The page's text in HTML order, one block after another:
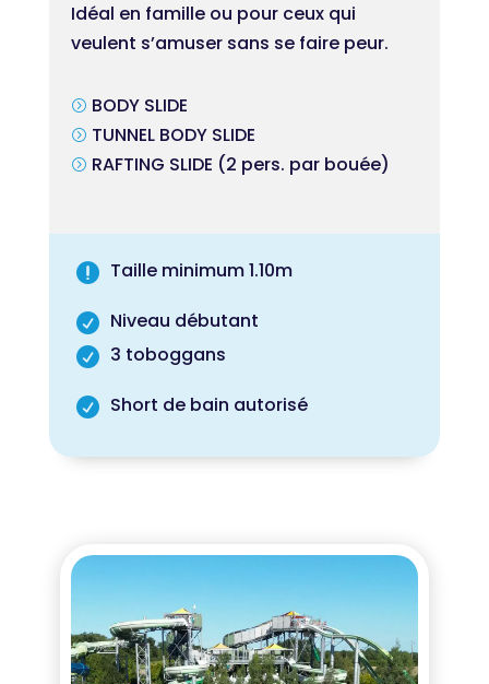
Idéal en famille ou pour ceux qui
veulent s’amuser sans se faire peur.
= BODY SLIDE
= TUNNEL BODY SLIDE
= RAFTING SLIDE (2 pers. par bouée)
 Taille minimum 1.10m
 Niveau débutant
 3 toboggans
 Short de bain autorisé